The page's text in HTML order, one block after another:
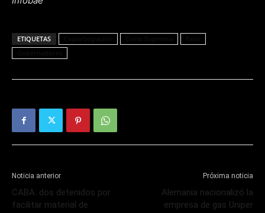
ETIQUETAS
Noticia anterior
CABA: dos detenidos por
facilitar material de
Próxima noticia
Alemania nacionalizó la
empresa de gas Uniper